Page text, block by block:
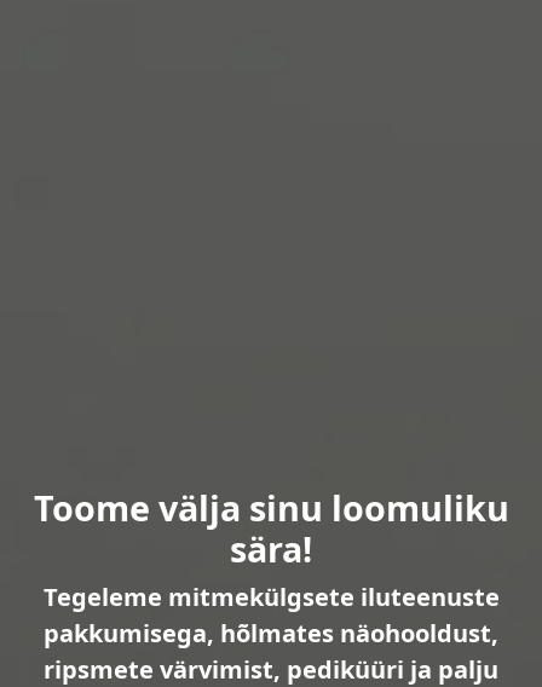
Toome välja sinu loomuliku
sära!
Tegeleme mitmekülgsete iluteenuste
pakkumisega, hõlmates näohooldust,
ripsmete värvimist, pediküüri ja palju